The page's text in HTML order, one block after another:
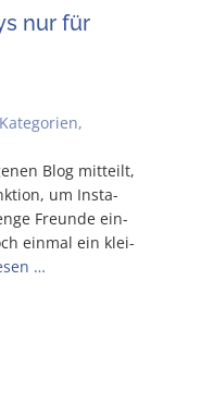
nur für
,
Blog mit­teilt,
um Insta­
Freun­de ein­
ein­mal ein klei­
…